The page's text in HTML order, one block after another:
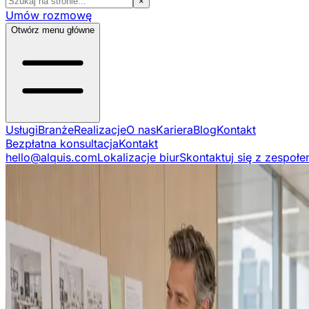
Umów rozmowę
Otwórz menu główne
UsługiBranżeRealizacjeO nasKarieraBlogKontakt
Bezpłatna konsultacjaKontakt
hello@alquis.comLokalizacje biurSkontaktuj się z